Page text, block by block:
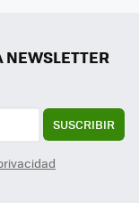
SUSCRIBIR